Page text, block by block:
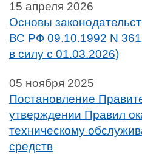
15 апреля 2026
Основы
ВС РФ 09.10.1992 N
в силу с 01.03.2026)
05 ноября 2025
Постановление
утверждении Правил
техническому
средств